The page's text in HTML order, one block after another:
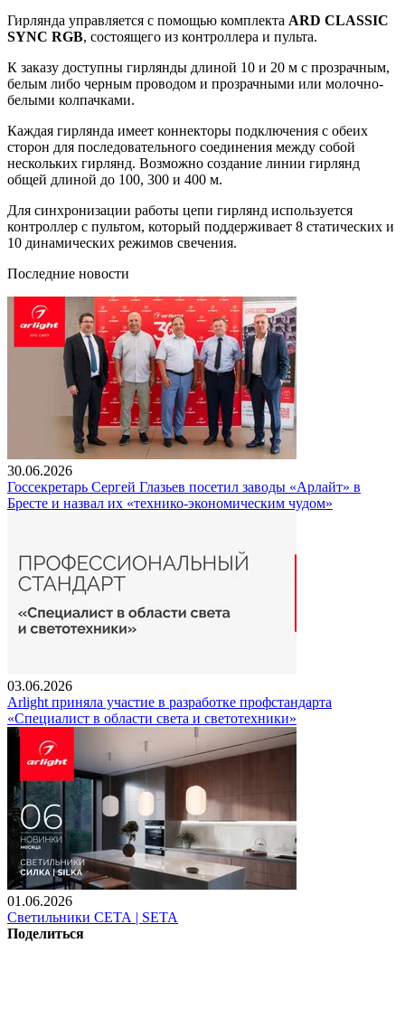
Гирлянда управляется с помощью комплекта ARD CLASSIC
SYNC RGB, состоящего из контроллера и пульта.
К заказу доступны гирлянды длиной 10 и 20 м с прозрачным,
белым либо черным проводом и прозрачными или молочно-
белыми колпачками.
Каждая гирлянда имеет коннекторы подключения с обеих
сторон для последовательного соединения между собой
нескольких гирлянд. Возможно создание линии гирлянд
общей длиной до 100, 300 и 400 м.
Для синхронизации работы цепи гирлянд используется
контроллер с пультом, который поддерживает 8 статических и
10 динамических режимов свечения.
Последние новости
30.06.2026
Госсекретарь Сергей Глазьев посетил заводы «Арлайт» в
Бресте и назвал их «технико-экономическим чудом»
03.06.2026
Arlight приняла участие в разработке профстандарта
«Специалист в области света и светотехники»
01.06.2026
Светильники СЕТА | SETA
Поделиться